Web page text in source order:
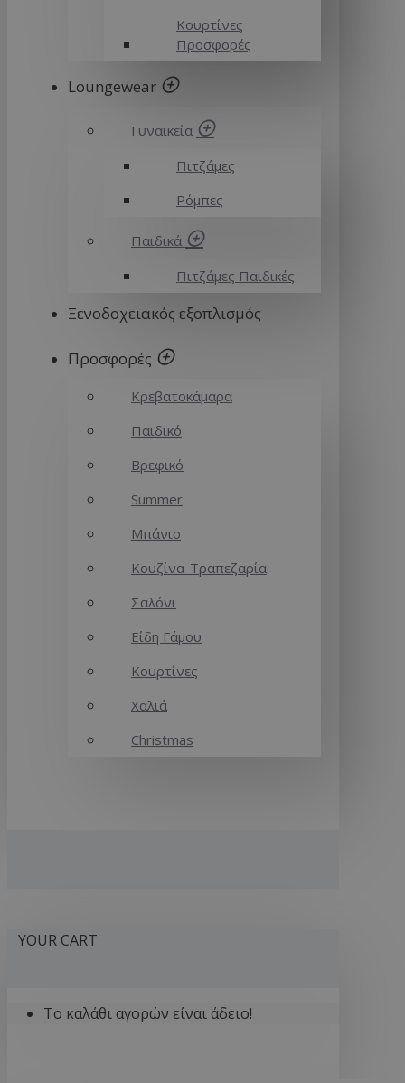
Κουρτίνες
Προσφορές
Loungewear
Γυναικεία
Πιτζάμες
Ρόμπες
Παιδικά
Πιτζάμες Παιδικές
Ξενοδοχειακός εξοπλισμός
Προσφορές
Κρεβατοκάμαρα
Παιδικό
Βρεφικό
Summer
Μπάνιο
Κουζίνα-Τραπεζαρία
Σαλόνι
Είδη Γάμου
Κουρτίνες
Χαλιά
Christmas
YOUR CART
Το καλάθι αγορών είναι άδειο!